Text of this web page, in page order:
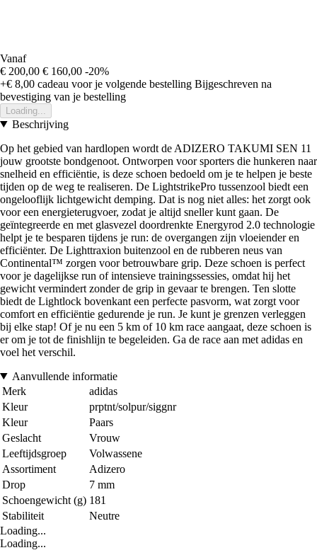
Vanaf
€ 200,00 € 160,00 -20%
+€ 8,00 cadeau voor je volgende bestelling Bijgeschreven na
bevestiging van je bestelling
Loading...
Beschrijving
Op het gebied van hardlopen wordt de ADIZERO TAKUMI SEN 11
jouw grootste bondgenoot. Ontworpen voor sporters die hunkeren naar
snelheid en efficiëntie, is deze schoen bedoeld om je te helpen je beste
tijden op de weg te realiseren. De LightstrikePro tussenzool biedt een
ongelooflijk lichtgewicht demping. Dat is nog niet alles: het zorgt ook
voor een energieterugvoer, zodat je altijd sneller kunt gaan. De
geïntegreerde en met glasvezel doordrenkte Energyrod 2.0 technologie
helpt je te besparen tijdens je run: de overgangen zijn vloeiender en
efficiënter. De Lighttraxion buitenzool en de rubberen neus van
Continental™ zorgen voor betrouwbare grip. Deze schoen is perfect
voor je dagelijkse run of intensieve trainingssessies, omdat hij het
gewicht vermindert zonder de grip in gevaar te brengen. Ten slotte
biedt de Lightlock bovenkant een perfecte pasvorm, wat zorgt voor
comfort en efficiëntie gedurende je run. Je kunt je grenzen verleggen
bij elke stap! Of je nu een 5 km of 10 km race aangaat, deze schoen is
er om je tot de finishlijn te begeleiden. Ga de race aan met adidas en
voel het verschil.
Aanvullende informatie
Merk
adidas
Kleur
prptnt/solpur/siggnr
Kleur
Paars
Geslacht
Vrouw
Leeftijdsgroep
Volwassene
Assortiment
Adizero
Drop
7 mm
Schoengewicht (g) 181
Stabiliteit
Neutre
Loading...
Loading...